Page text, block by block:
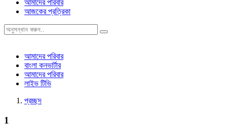
আমাদের পরিবার
আজকের প্রত্রিকা
আমাদের পরিবার
বাংলা কনভার্টার
আমাদের পরিবার
লাইভ টিভি
প্রচ্ছদ
1